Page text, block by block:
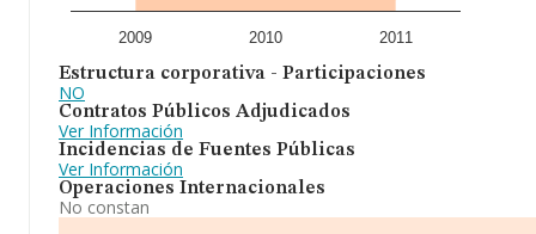
2009 2010 2011
Estructura corporativa - Participaciones
NO
Contratos Públicos Adjudicados
Ver Información
Incidencias de Fuentes Públicas
Ver Información
Operaciones Internacionales
No constan